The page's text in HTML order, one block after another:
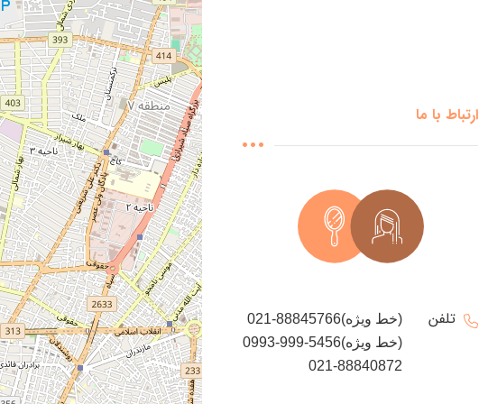
ارتباط با ما
تلفن
021-88845766(خط ویژه)
0993-999-5456(خط ویژه)
021-88840872